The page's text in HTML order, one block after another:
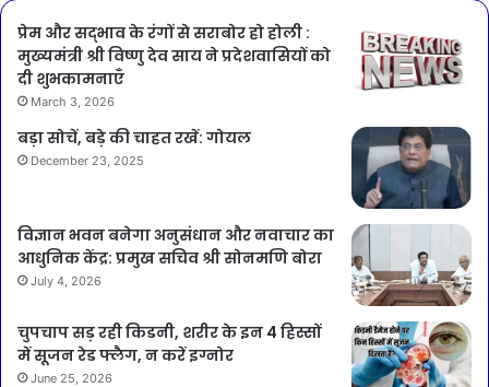
प्रेम और सद्भाव के रंगों से सराबोर हो होली :
मुख्यमंत्री श्री विष्णु देव साय ने प्रदेशवासियों को
दी शुभकामनाएँ
March 3, 2026
बड़ा सोचें, बड़े की चाहत रखें: गोयल
December 23, 2025
विज्ञान भवन बनेगा अनुसंधान और नवाचार का
आधुनिक केंद्र: प्रमुख सचिव श्री सोनमणि बोरा
July 4, 2026
चुपचाप सड़ रही किडनी, शरीर के इन 4 हिस्सों
में सूजन रेड फ्लैग, न करें इग्नोर
June 25, 2026